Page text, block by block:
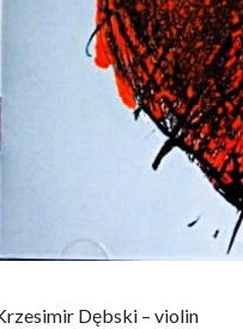
Dębski – violin